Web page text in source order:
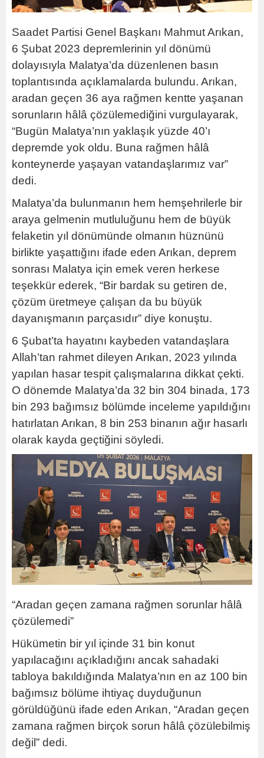
Saadet Partisi Genel Başkanı Mahmut Arıkan,
6 Şubat 2023 depremlerinin yıl dönümü
dolayısıyla Malatya’da düzenlenen basın
toplantısında açıklamalarda bulundu. Arıkan,
aradan geçen 36 aya rağmen kentte yaşanan
sorunların hâlâ çözülemediğini vurgulayarak,
“Bugün Malatya’nın yaklaşık yüzde 40’ı
depremde yok oldu. Buna rağmen hâlâ
konteynerde yaşayan vatandaşlarımız var”
dedi.
Malatya’da bulunmanın hem hemşehrilerle bir
araya gelmenin mutluluğunu hem de büyük
felaketin yıl dönümünde olmanın hüznünü
birlikte yaşattığını ifade eden Arıkan, deprem
sonrası Malatya için emek veren herkese
teşekkür ederek, “Bir bardak su getiren de,
çözüm üretmeye çalışan da bu büyük
dayanışmanın parçasıdır” diye konuştu.
6 Şubat’ta hayatını kaybeden vatandaşlara
Allah’tan rahmet dileyen Arıkan, 2023 yılında
yapılan hasar tespit çalışmalarına dikkat çekti.
O dönemde Malatya’da 32 bin 304 binada, 173
bin 293 bağımsız bölümde inceleme yapıldığını
hatırlatan Arıkan, 8 bin 253 binanın ağır hasarlı
olarak kayda geçtiğini söyledi.
“Aradan geçen zamana rağmen sorunlar hâlâ
çözülemedi”
Hükümetin bir yıl içinde 31 bin konut
yapılacağını açıkladığını ancak sahadaki
tabloya bakıldığında Malatya’nın en az 100 bin
bağımsız bölüme ihtiyaç duyduğunun
görüldüğünü ifade eden Arıkan, “Aradan geçen
zamana rağmen birçok sorun hâlâ çözülebilmiş
değil” dedi.